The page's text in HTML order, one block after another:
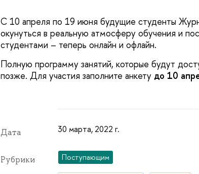
С 10 апреля по 19 июня будущие студенты
окунуться в реальную атмосферу обучения и
студентами – теперь онлайн и офлайн.
Полную программу занятий, которые будут
позже. Для участия заполните анкету до 10
Дата 30 марта, 2022 г.
Рубрики Поступающим